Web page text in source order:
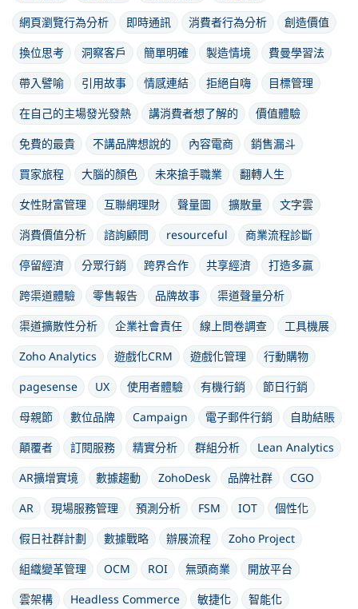
網頁瀏覽行為分析
即時通訊 消費者行為分析
創造價值
換位思考
洞察客戶 簡單明確 製造情境
費曼學習法
帶入譬喻
引用故事 情感連結 拒絕自嗨
目標管理
在自己的主場發光發熱
講消費者想了解的
價值體驗
免費的最貴
不講品牌想說的 內容電商
銷售漏斗
買家旅程
大腦的顏色 未來搶手職業
翻轉人生
女性財富管理
互聯網理財 聲量圖 擴散量
文字雲
消費價值分析
諮詢顧問 resourceful
商業流程診斷
停留經濟
分眾行銷 跨界合作 共享經濟
打造多贏
跨渠道體驗
零售報告 品牌故事
渠道聲量分析
渠道擴散性分析
企業社會責任 線上問卷調查
工具機展
Zoho Analytics
遊戲化CRM 遊戲化管理
行動購物
pagesense
UX 使用者體驗 有機行銷
節日行銷
母親節
數位品牌 Campaign 電子郵件行銷
自助結賬
顛覆者
訂閱服務 精實分析 群組分析
Lean Analytics
AR擴增實境
數據趨動 ZohoDesk 品牌社群
CGO
AR
現場服務管理 預測分析 FSM IOT
個性化
假日社群計劃
數據戰略 辦展流程
Zoho Project
組織變革管理
OCM ROI 無頭商業
開放平台
雲架構
Headless Commerce 敏捷化
智能化